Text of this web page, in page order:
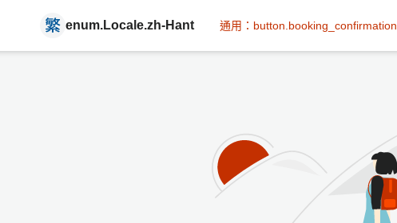
enum.Locale.zh-Hant 通用：button.booking_confirmation